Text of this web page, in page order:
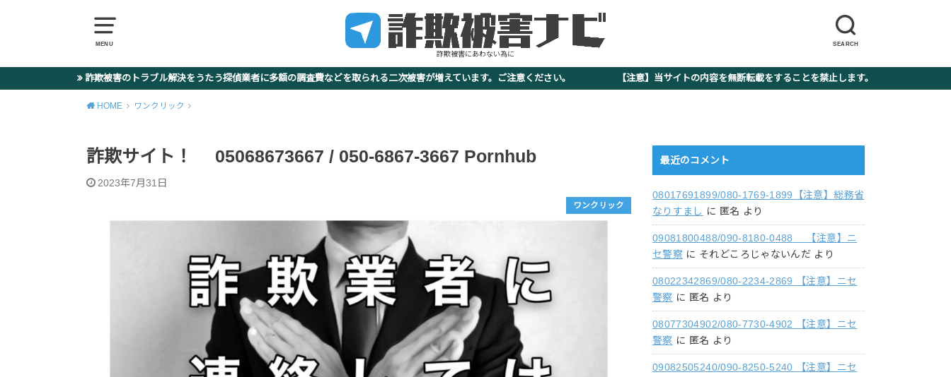
MENU SEARCH
詐欺被害にあわない為に
詐欺被害のトラブル解決をうたう探偵業者に多額の調査費などを取られる二次被害が増えています。ご注意ください。 【注意】当サイトの内容を無断転載をすることを禁止します。
HOME ワンクリック
詐欺サイト！ 05068673667 / 050-6867-3667 Pornhub
2023年7月31日
ワンクリック
最近のコメント
08017691899/080-1769-1899【注意】総務省
なりすまし に 匿名 より
09081800488/090-8180-0488 【注意】ニ
セ警察 に それどころじゃないんだ より
08022342869/080-2234-2869 【注意】ニセ
警察 に 匿名 より
08077304902/080-7730-4902 【注意】ニセ
警察 に 匿名 より
09082505240/090-8250-5240 【注意】ニセ